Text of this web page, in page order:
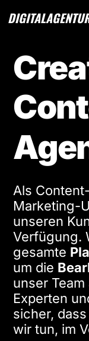
Als
Marketing-
unseren
Verfügung.
gesamte
um die
unser
Experten
sicher,
wir tun, im